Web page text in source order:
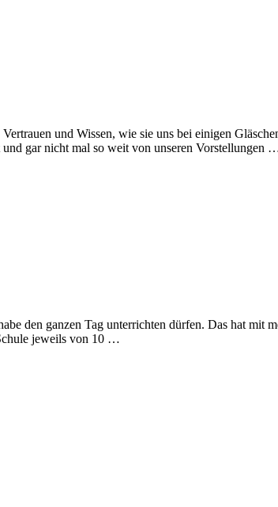
und Wissen, wie sie uns bei einigen
und gar nicht mal so weit von unseren Vorstellungen
den ganzen Tag unterrichten dürfen. Das hat mit
jeweils von 10 …